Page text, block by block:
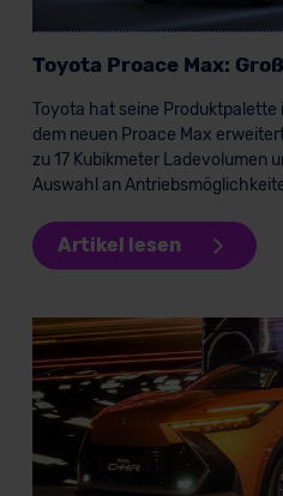
Toyota Proace Max:
Toyota hat seine
dem neuen Proace Max
zu 17 Kubikmeter Ladevolumen
Auswahl an
Artikel lesen